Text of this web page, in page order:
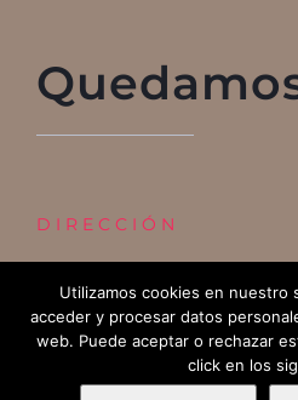
DIRECCIÓN
Edificio REGUS
Calle Chile 54, 26007 Logroño
Utilizamos cookies en nuestro
acceder y procesar datos
web. Puede aceptar o rechazar
click en los